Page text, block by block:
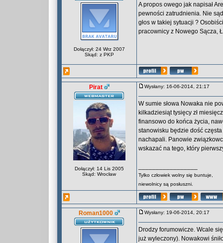
Dołączył: 24 Wrz 2007
Skąd: z PKP
A propos owego jak napisał
pewności zatrudnienia. Nie
głos w takiej sytuacji ?
pracownicy z Nowego Sącza,
Pirat
Dołączył: 14 Lis 2005
Skąd: Wrocław
Wysłany: 16-06-2014, 21:17
W sumie słowa Nowaka nie
kilkadziesiąt tysięcy zł
finansowo do końca życia,
stanowisku będzie dość
nachapali. Panowie
wskazać na tego, który
Tylko człowiek wolny się buntuje,
niewolnicy są posłuszni.
Roman1000 Wysłany: 19-06-2014, 20:17
Drodzy forumowicze. Wcale
już wyleczony). Nowakowi